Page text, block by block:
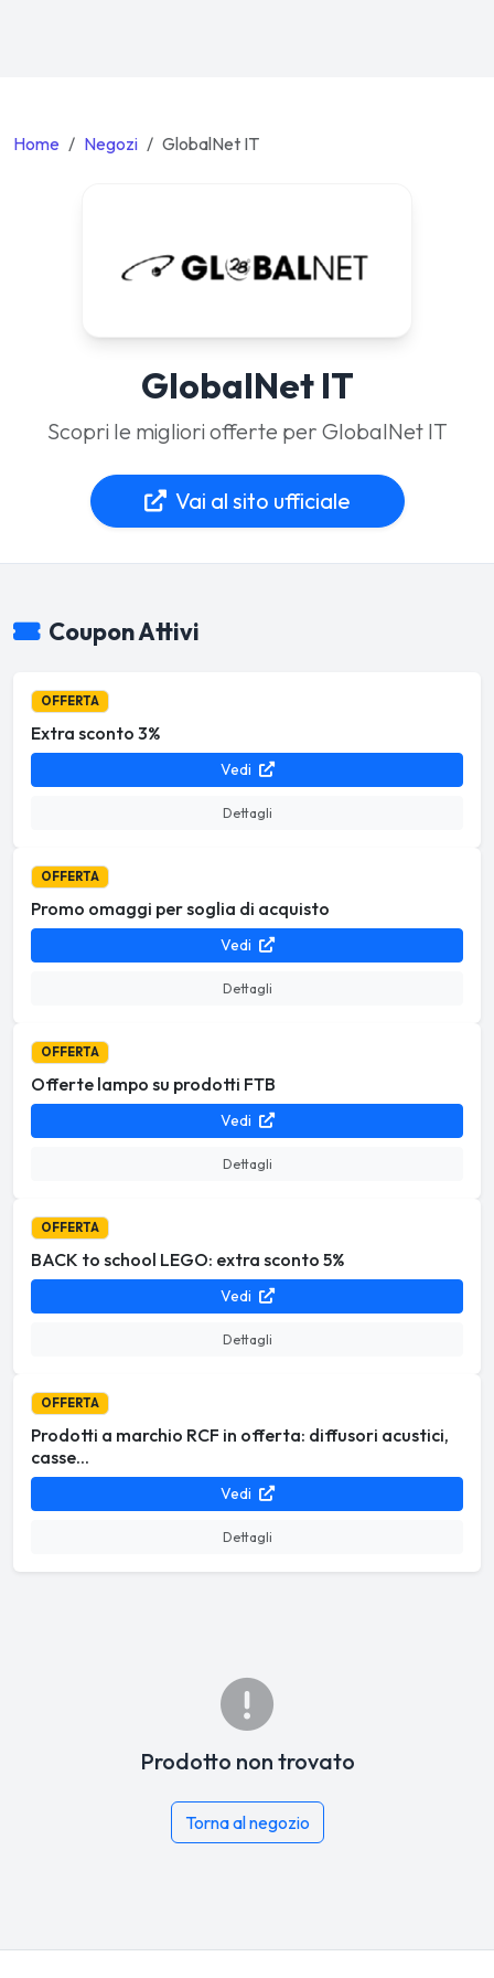
Home Negozi GlobalNet IT
GlobalNet IT
Scopri le migliori offerte per GlobalNet IT
Vai al sito ufficiale
Coupon Attivi
OFFERTA
Extra sconto 3%
Vedi
Dettagli
OFFERTA
Promo omaggi per soglia di acquisto
Vedi
Dettagli
OFFERTA
Offerte lampo su prodotti FTB
Vedi
Dettagli
OFFERTA
BACK to school LEGO: extra sconto 5%
Vedi
Dettagli
OFFERTA
Prodotti a marchio RCF in offerta: diffusori acustici,
casse...
Vedi
Dettagli
Prodotto non trovato
Torna al negozio